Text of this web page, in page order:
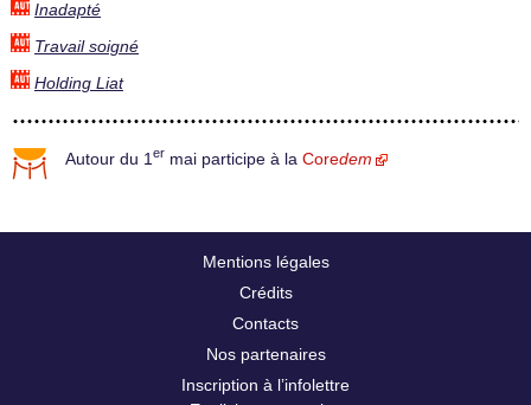
Inadapté
Travail soigné
Holding Liat
Autour du 1 er mai participe à la Coredem
Mentions légales
Crédits
Contacts
Nos partenaires
Inscription à l’infolettre